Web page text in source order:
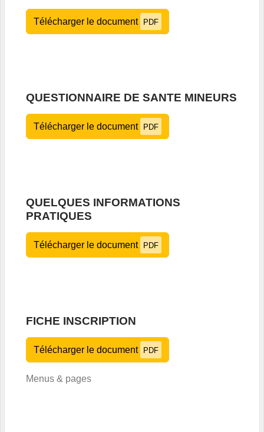
Télécharger le document PDF
QUESTIONNAIRE DE SANTE MINEURS
Télécharger le document PDF
QUELQUES INFORMATIONS
PRATIQUES
Télécharger le document PDF
FICHE INSCRIPTION
Télécharger le document PDF
Menus & pages